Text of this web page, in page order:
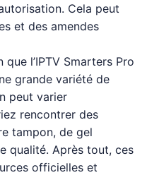
Cela peut
et des amendes
que l’IPTV Smarters Pro
grande variété de
peut varier
rencontrer des
tampon, de gel
qualité. Après tout, ces
officielles et